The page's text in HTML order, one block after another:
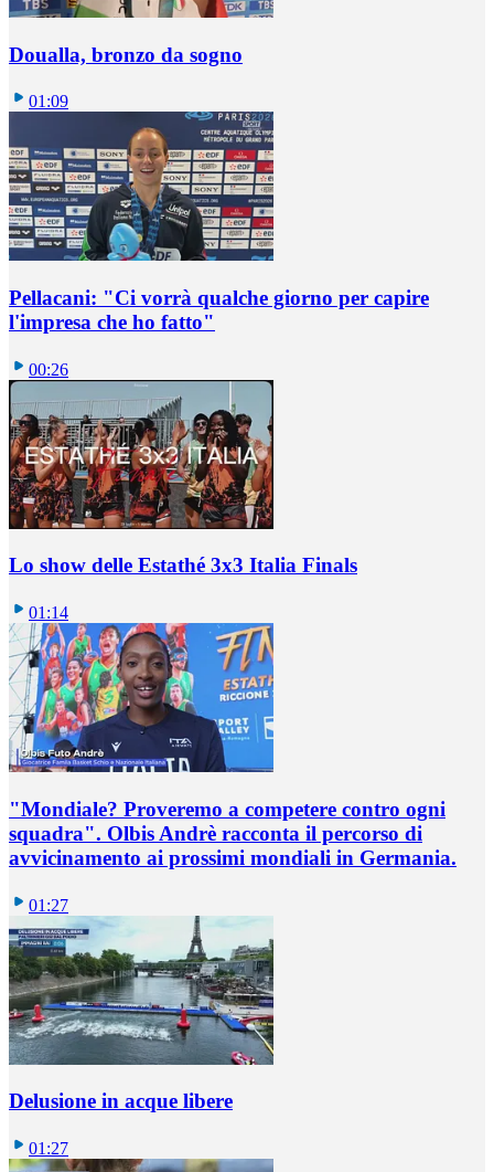
Doualla, bronzo da sogno
01:09
Pellacani: "Ci vorrà qualche giorno per capire
l'impresa che ho fatto"
00:26
Lo show delle Estathé 3x3 Italia Finals
01:14
"Mondiale? Proveremo a competere contro ogni
squadra". Olbis Andrè racconta il percorso di
avvicinamento ai prossimi mondiali in Germania.
01:27
Delusione in acque libere
01:27